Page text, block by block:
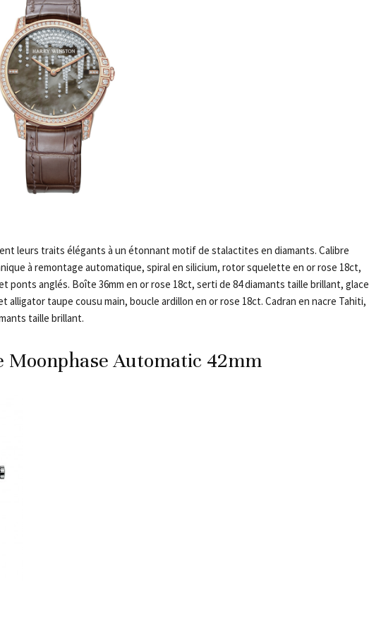
leurs traits élégants à un étonnant motif de stalactites en diamants. Calibre
à remontage automatique, spiral en silicium, rotor squelette en or rose 18ct,
ponts anglés. Boîte 36mm en or rose 18ct, serti de 84 diamants taille brillant, glace
alligator taupe cousu main, boucle ardillon en or rose 18ct. Cadran en nacre Tahiti,
taille brillant.
Moonphase Automatic 42mm